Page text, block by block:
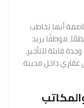
أنها تخاطب
موظفًا يريد
قابلة للتأجير،
داخل مدينة